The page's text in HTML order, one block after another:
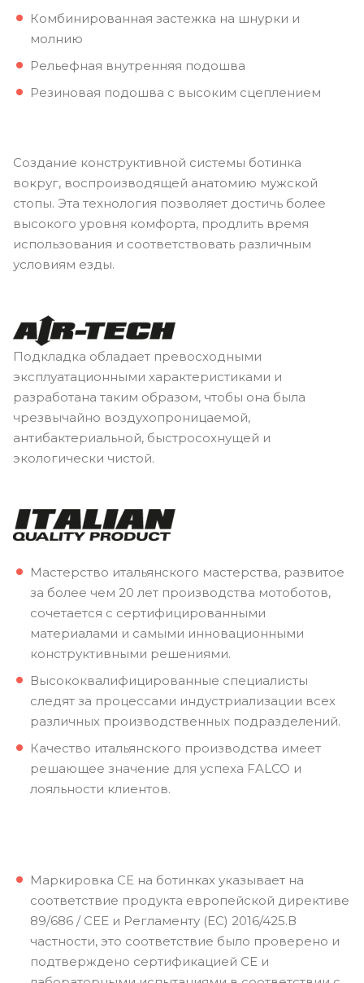
Комбинированная застежка на шнурки и
молнию
Рельефная внутренняя подошва
Резиновая подошва с высоким сцеплением
Создание конструктивной системы ботинка
вокруг, воспроизводящей анатомию мужской
стопы. Эта технология позволяет достичь более
высокого уровня комфорта, продлить время
использования и соответствовать различным
условиям езды.
Подкладка обладает превосходными
эксплуатационными характеристиками и
разработана таким образом, чтобы она была
чрезвычайно воздухопроницаемой,
антибактериальной, быстросохнущей и
экологически чистой.
Мастерство итальянского мастерства, развитое
за более чем 20 лет производства мотоботов,
сочетается с сертифицированными
материалами и самыми инновационными
конструктивными решениями.
Высококвалифицированные специалисты
следят за процессами индустриализации всех
различных производственных подразделений.
Качество итальянского производства имеет
решающее значение для успеха FALCO и
лояльности клиентов.
Маркировка CE на ботинках указывает на
соответствие продукта европейской директиве
89/686 / CEE и Регламенту (ЕС) 2016/425.В
частности, это соответствие было проверено и
подтверждено сертификацией CE и